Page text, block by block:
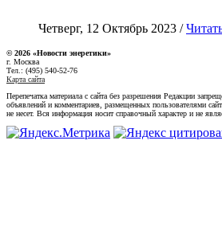
Четверг, 12 Октябрь 2023 /
© 2026 «Новости энеретики»
г. Москва
Тел.: (495) 540-52-76
Карта сайта
Перепечатка материала с сайта без разрешения Редакции
объявлений и комментариев, размещенных пользователями
не несет. Вся информация носит справочный характер и не